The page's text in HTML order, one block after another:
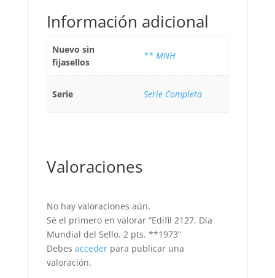
Información adicional
Nuevo sin
fijasellos
** MNH
Serie Serie Completa
Valoraciones
No hay valoraciones aún.
Sé el primero en valorar “Edifil 2127. Día
Mundial del Sello. 2 pts. **1973”
Debes accederpara publicar una
valoración.